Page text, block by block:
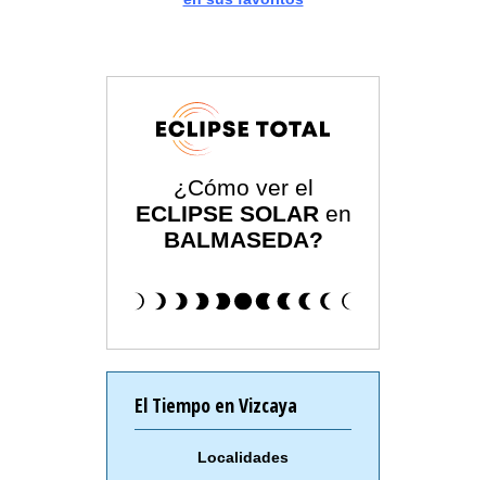
¿Cómo ver el
ECLIPSE SOLAR en
BALMASEDA?
El Tiempo en Vizcaya
Localidades